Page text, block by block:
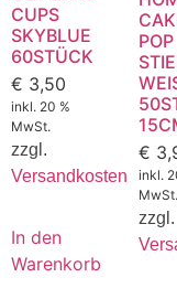
CUPS
SKYBLUE
60STÜCK
€ 3,50
inkl. 20 %
MwSt.
zzgl.
Versandkosten
In den
Warenkorb
POP
€
inkl.
MwSt.
zzgl.